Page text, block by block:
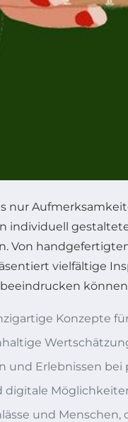
nur
individuell
Von
vielfältige
Konzepte
und Erlebnissen bei
digitale
und Menschen,